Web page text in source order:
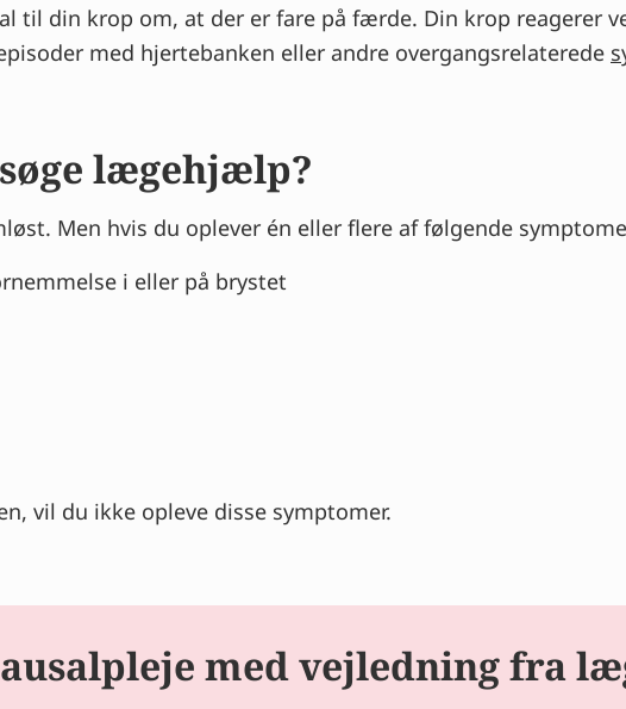
til din krop om, at der er fare på færde. Din krop reagerer
med hjertebanken eller andre overgangsrelaterede
lægehjælp?
Men hvis du oplever én eller flere af følgende
i eller på brystet
vil du ikke opleve disse symptomer.
med vejledning fra